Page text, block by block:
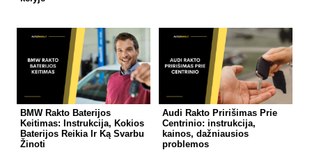
BMW Rakto Baterijos
Keitimas: Instrukcija, Kokios
Baterijos Reikia Ir Ką Svarbu
Žinoti
Audi Rakto Pririšimas Prie
Centrinio: instrukcija,
kainos, dažniausios
problemos